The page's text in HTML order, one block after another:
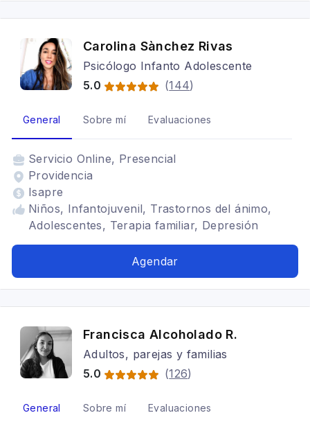
Carolina Sànchez Rivas
Psicólogo Infanto Adolescente
5.0
(144)
General Sobre mí Evaluaciones
Servicio Online, Presencial
Providencia
Isapre
Niños, Infantojuvenil, Trastornos del ánimo,
Adolescentes, Terapia familiar, Depresión
Agendar
Francisca Alcoholado R.
Adultos, parejas y familias
5.0
(126)
General Sobre mí Evaluaciones